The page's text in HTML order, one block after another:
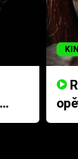
RECENZE: Smrtelné zlo se